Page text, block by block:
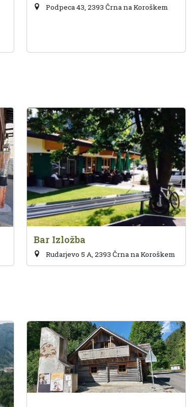
Podpeca 43, 2393 Črna na Koroškem
Bar Izložba
Rudarjevo 5 A, 2393 Črna na Koroškem